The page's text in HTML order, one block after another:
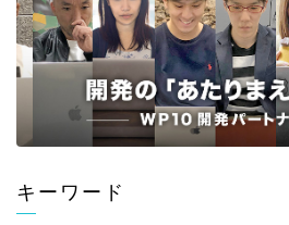
キーワード